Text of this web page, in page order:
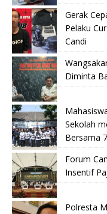
Gerak
Pelaku
Candi
Diminta
Sekolah
Bersama
Forum
Insentif
Polresta